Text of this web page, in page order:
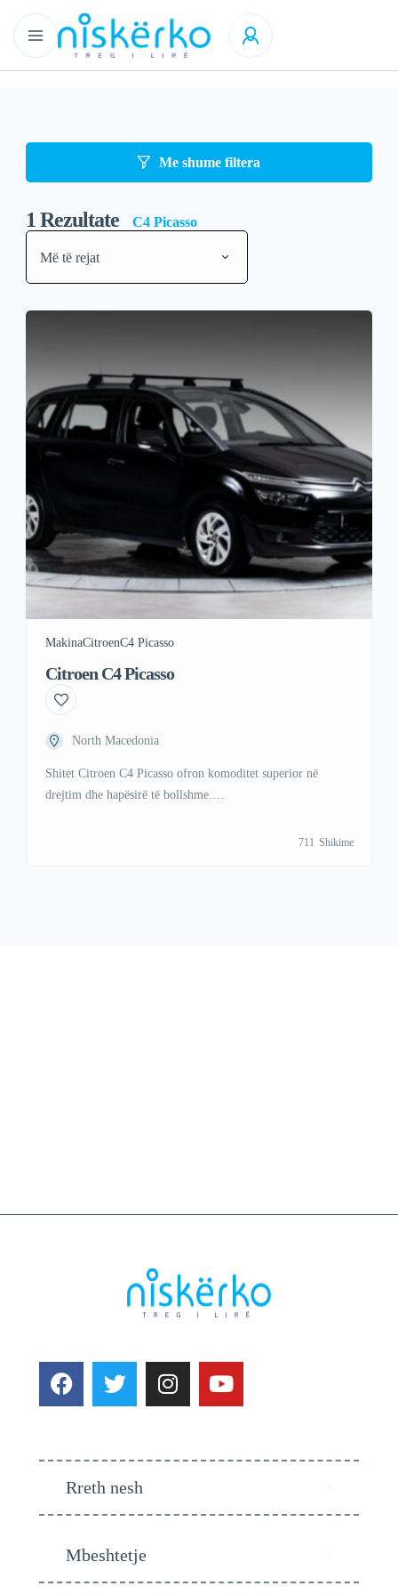
Me shume filtera
1 Rezultate C4 Picasso
Më të rejat
MakinaCitroenC4 Picasso
Citroen C4 Picasso
North Macedonia
Shitet Citroen C4 Picasso ofron komoditet superior në
drejtim dhe hapësirë ​​të bollshme.
711 Shikime
Rreth nesh
Mbeshtetje